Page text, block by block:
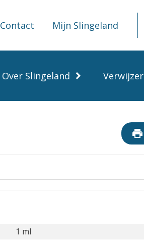
Contact Mijn Slingeland
Over Slingeland Verwijzer
print
1 ml